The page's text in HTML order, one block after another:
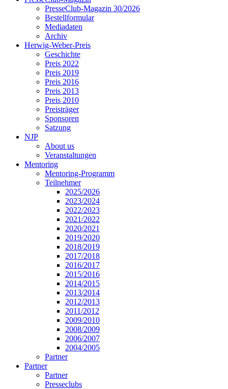
PresseClub-Magazin 30/2026
Bestellformular
Mediadaten
Archiv
Herwig-Weber-Preis
Geschichte
Preis 2022
Preis 2019
Preis 2016
Preis 2013
Preis 2010
Preisträger
Sponsoren
Satzung
NJP
About us
Veranstaltungen
Mentoring
Mentoring-Programm
Teilnehmer
2025/2026
2023/2024
2022/2023
2021/2022
2020/2021
2019/2020
2018/2019
2017/2018
2016/2017
2015/2016
2014/2015
2013/2014
2012/2013
2011/2012
2009/2010
2008/2009
2006/2007
2004/2005
Partner
Partner
Partner
Presseclubs